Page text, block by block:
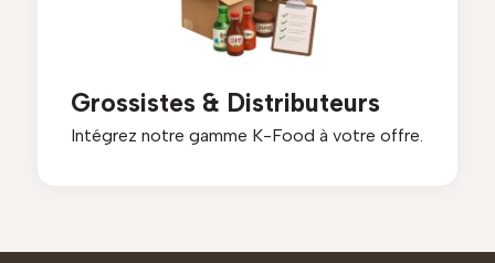
Grossistes & Distributeurs
Intégrez notre gamme K-Food à votre offre.